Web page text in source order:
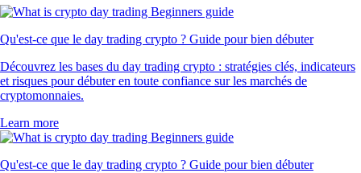
Qu'est-ce que le day trading crypto ? Guide pour bien débuter
Découvrez les bases du day trading crypto : stratégies clés, indicateurs
et risques pour débuter en toute confiance sur les marchés de
cryptomonnaies.
Learn more
Qu'est-ce que le day trading crypto ? Guide pour bien débuter